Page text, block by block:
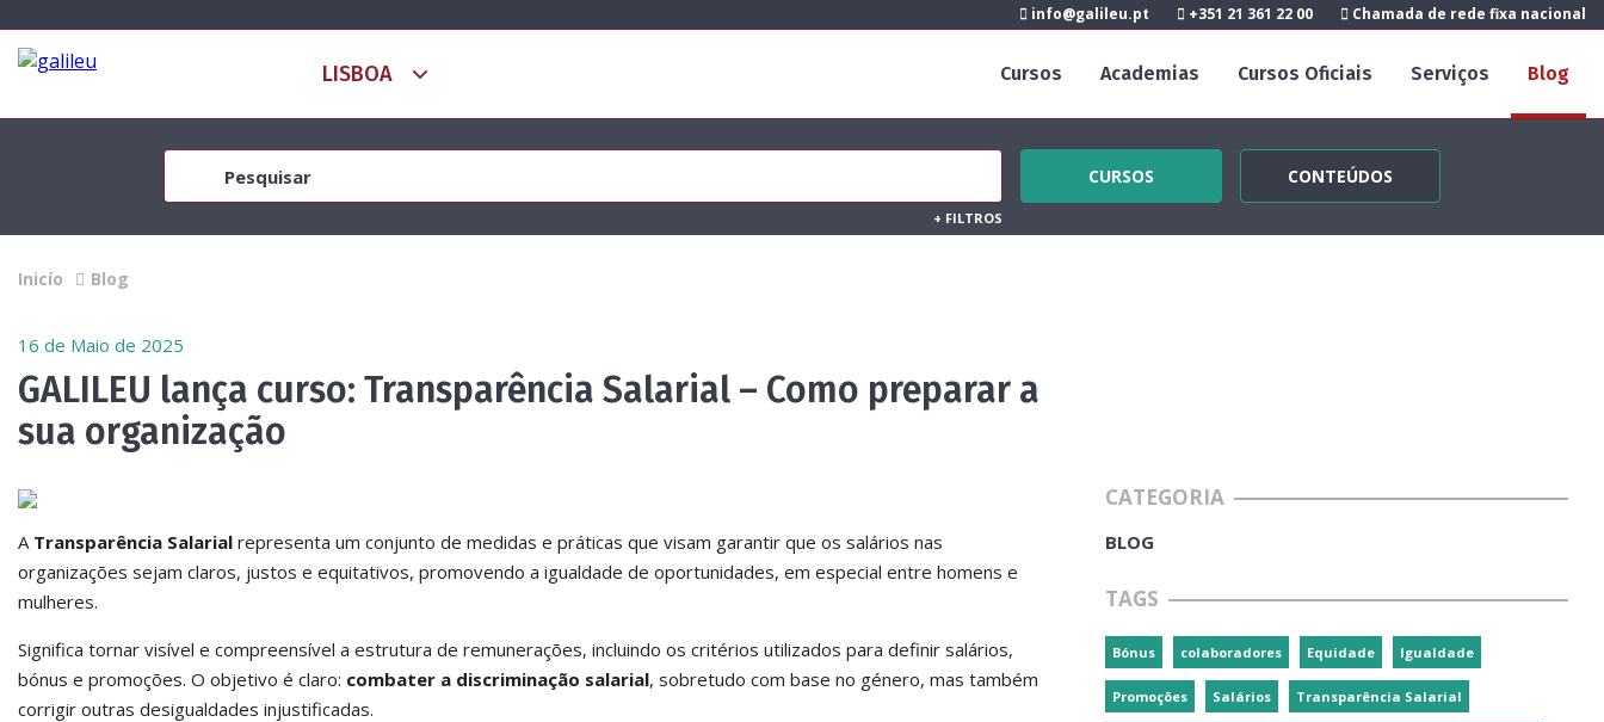
info@galileu.pt +351 21 361 22 00 Chamada de rede fixa nacional
Cursos Academias Cursos Oficiais Serviços Blog
CURSOS CONTEÚDOS
+ FILTROS
Inicío Blog
16 de Maio de 2025
GALILEU lança curso: Transparência Salarial – Como preparar a
sua organização
A Transparência Salarial representa um conjunto de medidas e práticas que visam garantir que os salários nas
organizações sejam claros, justos e equitativos, promovendo a igualdade de oportunidades, em especial entre homens e
mulheres.
Significa tornar visível e compreensível a estrutura de remunerações, incluindo os critérios utilizados para definir salários,
bónus e promoções. O objetivo é claro: combater a discriminação salarial, sobretudo com base no género, mas também
corrigir outras desigualdades injustificadas.
CATEGORIA
BLOG
TAGS
Bónus colaboradores Equidade Igualdade
Promoções Salários Transparência Salarial